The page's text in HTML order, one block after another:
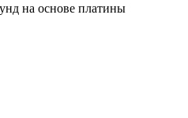
на основе платины